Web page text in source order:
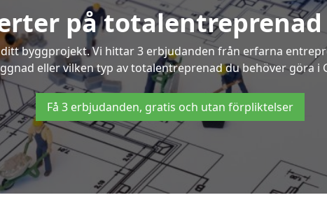
på totalentreprenad
byggprojekt. Vi hittar 3 erbjudanden från erfarna
eller vilken typ av totalentreprenad du behöver göra i
Få 3 erbjudanden, gratis och utan förpliktelser